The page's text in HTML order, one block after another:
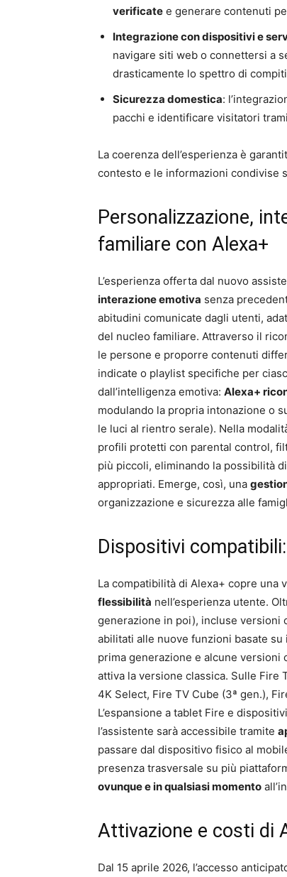
verificate e generare contenuti
Integrazione con dispositivi e
navigare siti web o connettersi a
drasticamente lo spettro di
Sicurezza domestica:
pacchi e identificare visitatori
La coerenza dell’esperienza è
contesto e le informazioni condivise
Personalizzazione,
familiare con Alexa+
L’esperienza offerta dal nuovo
interazione emotiva senza
abitudini comunicate dagli utenti,
del nucleo familiare. Attraverso il
le persone e proporre contenuti
indicate o playlist specifiche per
dall’intelligenza emotiva: Alexa+
modulando la propria intonazione o
le luci al rientro serale). Nella
profili protetti con parental control,
più piccoli, eliminando la possibilità
appropriati. Emerge, così, una
organizzazione e sicurezza alle
Dispositivi
La compatibilità di Alexa+ copre una
flessibilità nell’esperienza utente.
generazione in poi), incluse versioni
abilitati alle nuove funzioni basate
prima generazione e alcune versioni
attiva la versione classica. Sulle Fire
4K Select, Fire TV Cube (3ª gen.),
L’espansione a tablet Fire e
l’assistente sarà accessibile tramite
passare dal dispositivo fisico al
presenza trasversale su più
ovunque e in qualsiasi momento
Attivazione e costi di
Dal 15 aprile 2026, l’accesso